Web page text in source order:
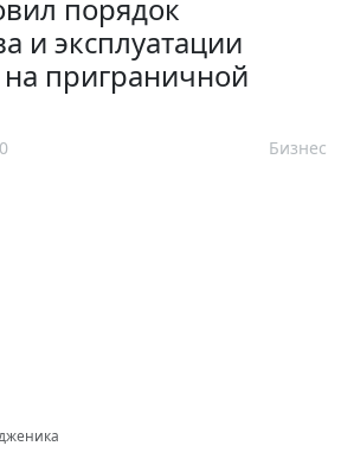
порядок
и эксплуатации
приграничной
Бизнес